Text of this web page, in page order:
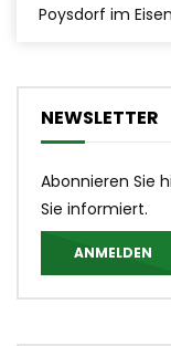
Poysdorf im
NEWSLETTER
Abonnieren Sie
Sie informiert.
ANMELDEN